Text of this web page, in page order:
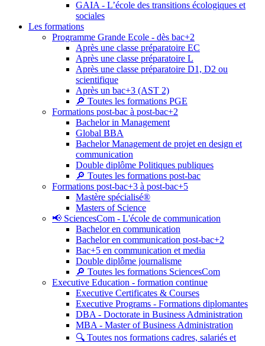
GAIA - L’école des transitions écologiques et
sociales
Les formations
Programme Grande Ecole - dès bac+2
Après une classe préparatoire EC
Après une classe préparatoire L
Après une classe préparatoire D1, D2 ou
scientifique
Après un bac+3 (AST 2)
🔎 Toutes les formations PGE
Formations post-bac à post-bac+2
Bachelor in Management
Global BBA
Bachelor Management de projet en design et
communication
Double diplôme Politiques publiques
🔎 Toutes les formations post-bac
Formations post-bac+3 à post-bac+5
Mastère spécialisé®
Masters of Science
📢 SciencesCom - L'école de communication
Bachelor en communication
Bachelor en communication post-bac+2
Bac+5 en communication et media
Double diplôme journalisme
🔎 Toutes les formations SciencesCom
Executive Education - formation continue
Executive Certificates & Courses
Executive Programs - Formations diplomantes
DBA - Doctorate in Business Administration
MBA - Master of Business Administration
🔍 Toutes nos formations cadres, salariés et